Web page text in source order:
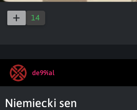
14
de99ial
Niemiecki sen